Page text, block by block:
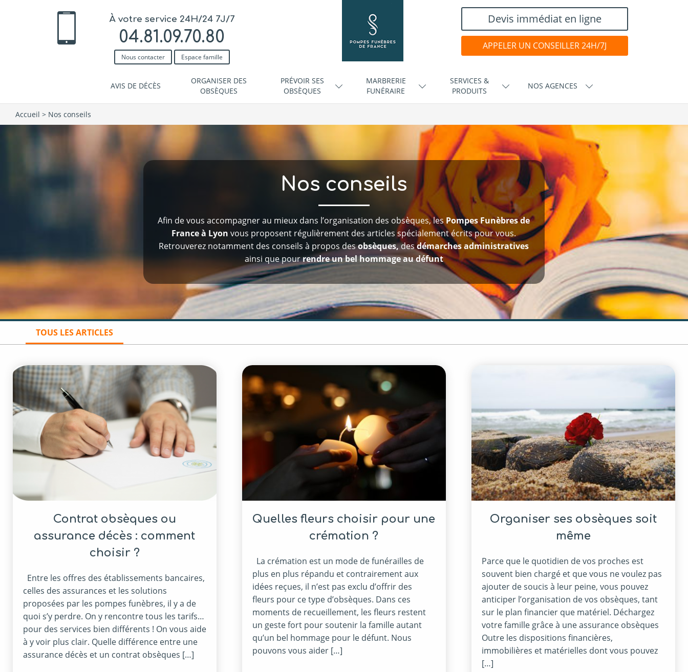
À votre service 24H/24 7J/7
04.81.09.70.80
Nous contacter Espace famille
Devis immédiat en ligne
APPELER UN CONSEILLER 24H/7J
AVIS DE DÉCÈS
ORGANISER DES
OBSÈQUES
PRÉVOIR SES
OBSÈQUES
MARBRERIE
FUNÉRAIRE
SERVICES &
PRODUITS
NOS AGENCES
Accueil > Nos conseils
Nos conseils
Afin de vous accompagner au mieux dans l’organisation des obsèques, les Pompes Funèbres de
France à Lyonvous proposent régulièrement des articles spécialement écrits pour vous.
Retrouverez notamment des conseils à propos desobsèques,desdémarches administratives
ainsi que pourrendre un bel hommage au défunt
TOUS LES ARTICLES
Contrat obsèques ou
assurance décès : comment
choisir ?
Entre les offres des établissements bancaires,
celles des assurances et les solutions
proposées par les pompes funèbres, il y a de
quoi s’y perdre. On y rencontre tous les tarifs…
pour des services bien différents ! On vous aide
à y voir plus clair. Quelle différence entre une
assurance décès et un contrat obsèques […]
Quelles fleurs choisir pour une
crémation ?
La crémation est un mode de funérailles de
plus en plus répandu et contrairement aux
idées reçues, il n’est pas exclu d’offrir des
fleurs pour ce type d’obsèques. Dans ces
moments de recueillement, les fleurs restent
un geste fort pour soutenir la famille autant
qu’un bel hommage pour le défunt. Nous
pouvons vous aider […]
Organiser ses obsèques soit
même
Parce que le quotidien de vos proches est
souvent bien chargé et que vous ne voulez pas
ajouter de soucis à leur peine, vous pouvez
anticiper l’organisation de vos obsèques, tant
sur le plan financier que matériel. Déchargez
votre famille grâce à une assurance obsèques
Outre les dispositions financières,
immobilières et matérielles dont vous pouvez
[…]